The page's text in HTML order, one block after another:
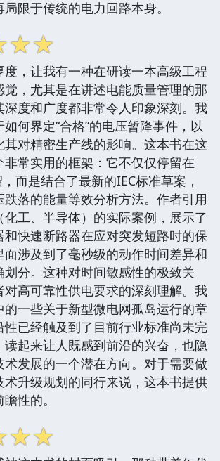
限于传统的电力回路本身。
☆☆
，让我有一种在研读一本高级工程
觉，尤其是在讲述电能质量管理的那
深度和广度都非常令人印象深刻。我
何界定“合格”的电压暂降事件，以
其对精密生产线的影响。这本书在这
常实用的框架：它不仅仅停留在
而是结合了最新的IEC标准草案，
落的能量等效分析方法。作者引用
化工、半导体）的实际案例，展示了
快速断路器在应对突发短路时的保
涉及到了毫秒级的动作时间差异和
分。这种对时间敏感性的极致关
对高可靠性供电要求的深刻理解。我
的一些关于新型微电网孤岛运行的章
性已经触及到了目前行业标准尚未完
读起来让人既感到前沿的兴奋，也隐
发展的一个潜在方向。对于需要做
术升级规划的同行来说，这本书提供
性的。
☆☆